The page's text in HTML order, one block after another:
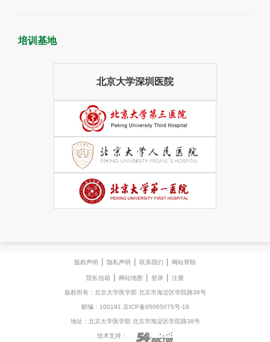
培训基地
北京大学深圳医院
版权声明 | 隐私声明 | 联系我们 | 网站帮助
院长信箱 | 网站地图 | 登录 | 注册
版权所有：北京大学医学部 北京市海淀区学院路38号
邮编：100191 京ICP备05065075号-19
地址：北京大学医学部 北京市海淀区学院路38号
技术支持：